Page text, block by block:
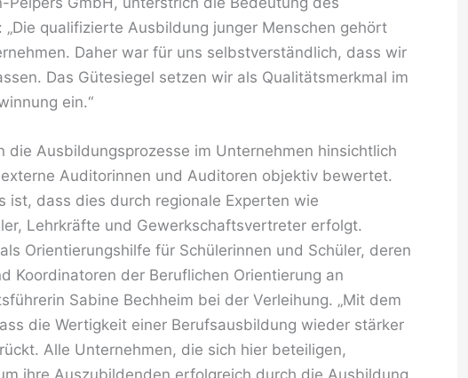
qualifizierte Ausbildung junger Menschen gehört
Daher war für uns selbstverständlich, dass wir
Das Gütesiegel setzen wir als Qualitätsmerkmal im
ein.“
Ausbildungsprozesse im Unternehmen hinsichtlich
Auditorinnen und Auditoren objektiv bewertet.
ist, dass dies durch regionale Experten wie
Lehrkräfte und Gewerkschaftsvertreter erfolgt.
Orientierungshilfe für Schülerinnen und Schüler, deren
Koordinatoren der Beruflichen Orientierung an
Sabine Bechheim bei der Verleihung. „Mit dem
die Wertigkeit einer Berufsausbildung wieder stärker
Alle Unternehmen, die sich hier beteiligen,